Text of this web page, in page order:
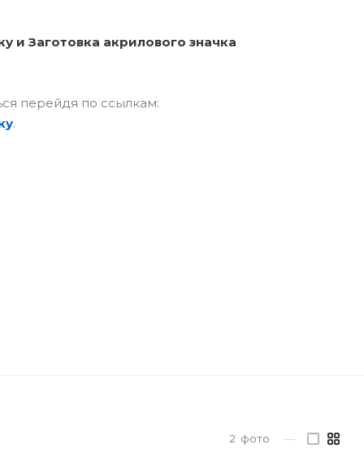
и Заготовка акрилового значка
перейдя по ссылкам:
.
2 фото —